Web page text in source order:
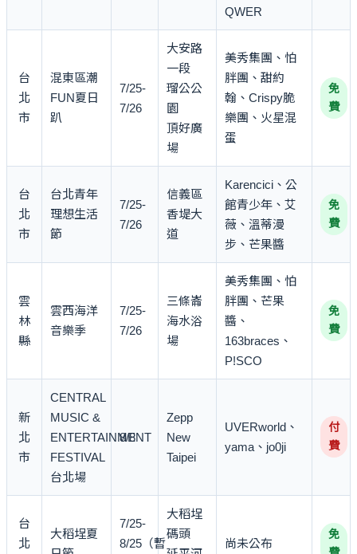
QWER
台
北
市
混東區潮
FUN夏日
趴
7/25-
7/26
大安路
一段
瑠公公
園
頂好廣
場
美秀集團、怕
胖團、甜約
翰、Crispy脆
樂團、火星混
蛋
免
費
台
北
市
台北青年
理想生活
節
7/25-
7/26
信義區
香堤大
道
Karencici、公
館青少年、艾
薇、溫蒂漫
步、芒果醬
免
費
雲
林
縣
雲西海洋
音樂季
7/25-
7/26
三條崙
海水浴
場
美秀集團、怕
胖團、芒果
醬、
163braces、
P!SCO
免
費
新
北
市
CENTRAL
MUSIC &
ENTERTAINMENT
FESTIVAL
台北場
8/8
Zepp
New
Taipei
UVERworld、
yama、jo0ji
付
費
台
北
大稻埕夏
7/25-
8/25（暫
大稻埕
碼頭
尚未公布
免